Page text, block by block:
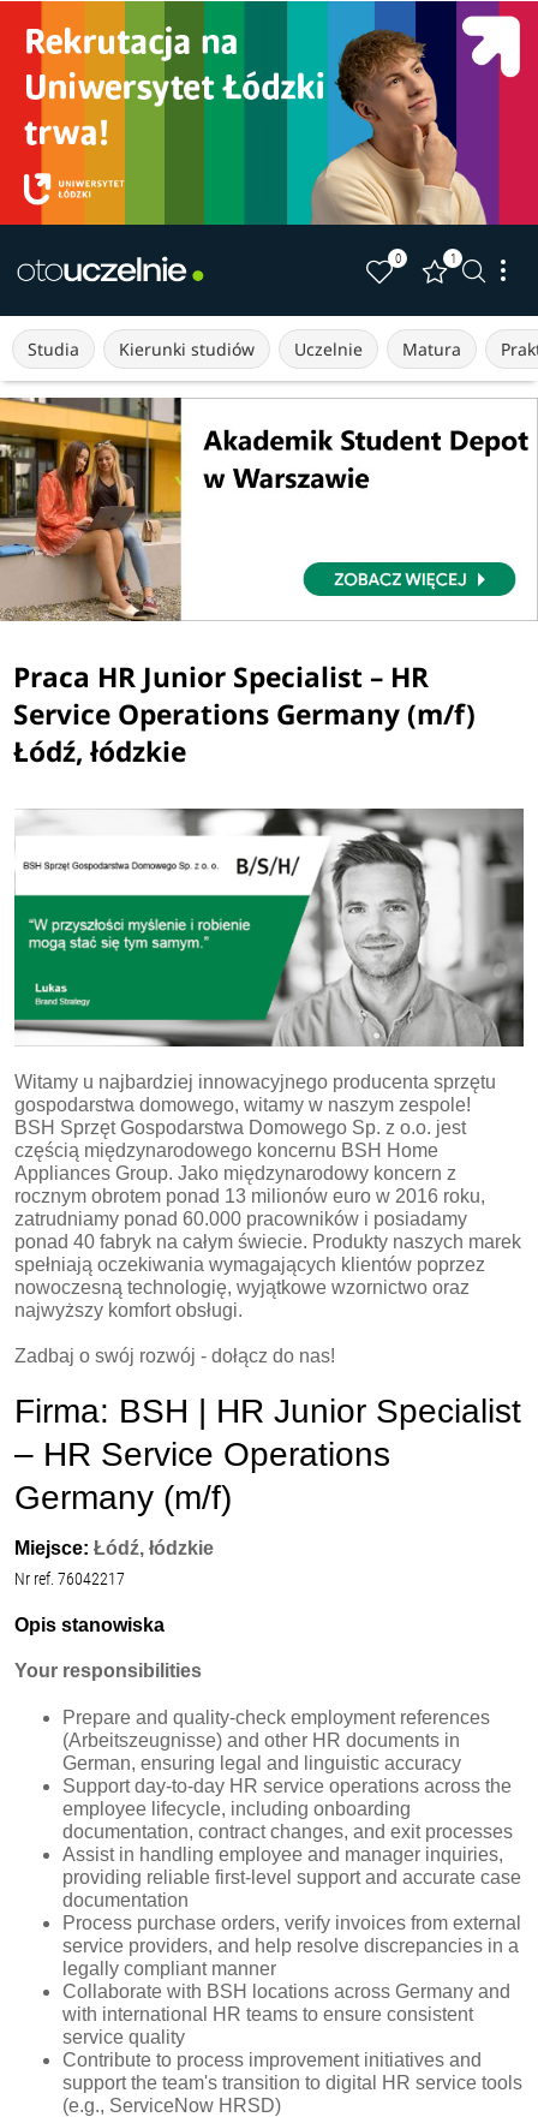
0 1
Studia Kierunki studiów Uczelnie Matura
Praca HR Junior Specialist – HR
Service Operations Germany (m/f)
Łódź, łódzkie
Witamy u najbardziej innowacyjnego producenta sprzętu
gospodarstwa domowego, witamy w naszym zespole!
BSH Sprzęt Gospodarstwa Domowego Sp. z o.o. jest
częścią międzynarodowego koncernu BSH Home
Appliances Group. Jako międzynarodowy koncern z
rocznym obrotem ponad 13 milionów euro w 2016 roku,
zatrudniamy ponad 60.000 pracowników i posiadamy
ponad 40 fabryk na całym świecie. Produkty naszych marek
spełniają oczekiwania wymagających klientów poprzez
nowoczesną technologię, wyjątkowe wzornictwo oraz
najwyższy komfort obsługi.
Zadbaj o swój rozwój - dołącz do nas!
Firma: BSH | HR Junior Specialist
– HR Service Operations
Germany (m/f)
Miejsce:Łódź, łódzkie
Nr ref. 76042217
Opis stanowiska
Your responsibilities
Prepare and quality-check employment references
(Arbeitszeugnisse) and other HR documents in
German, ensuring legal and linguistic accuracy
Support day-to-day HR service operations across the
employee lifecycle, including onboarding
documentation, contract changes, and exit processes
Assist in handling employee and manager inquiries,
providing reliable first-level support and accurate case
documentation
Process purchase orders, verify invoices from external
service providers, and help resolve discrepancies in a
legally compliant manner
Collaborate with BSH locations across Germany and
with international HR teams to ensure consistent
service quality
Contribute to process improvement initiatives and
support the team's transition to digital HR service tools
(e.g., ServiceNow HRSD)